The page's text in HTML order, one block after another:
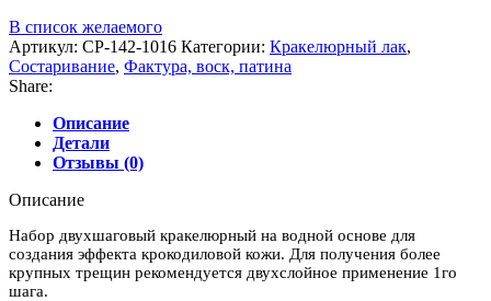
В список желаемого
Артикул: CP-142-1016 Категории: Кракелюрный лак,
Состаривание, Фактура, воск, патина
Share:
Описание
Детали
Отзывы (0)
Описание
Набор двухшаговый кракелюрный на водной основе для
создания эффекта крокодиловой кожи. Для получения более
крупных трещин рекомендуется двухслойное применение 1го
шага.